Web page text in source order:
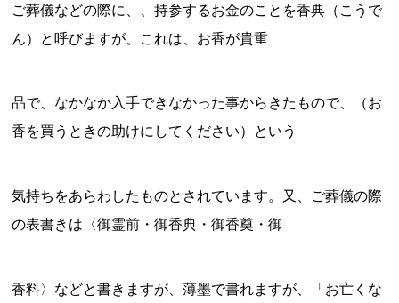
ご葬儀などの際に、、持参するお金のことを香典（こうで
ん）と呼びますが、これは、お香が貴重
品で、なかなか入手できなかった事からきたもので、（お
香を買うときの助けにしてください）という
気持ちをあらわしたものとされています。又、ご葬儀の際
の表書きは〈御霊前・御香典・御香奠・御
香料〉などと書きますが、薄墨で書れますが、「お亡くな